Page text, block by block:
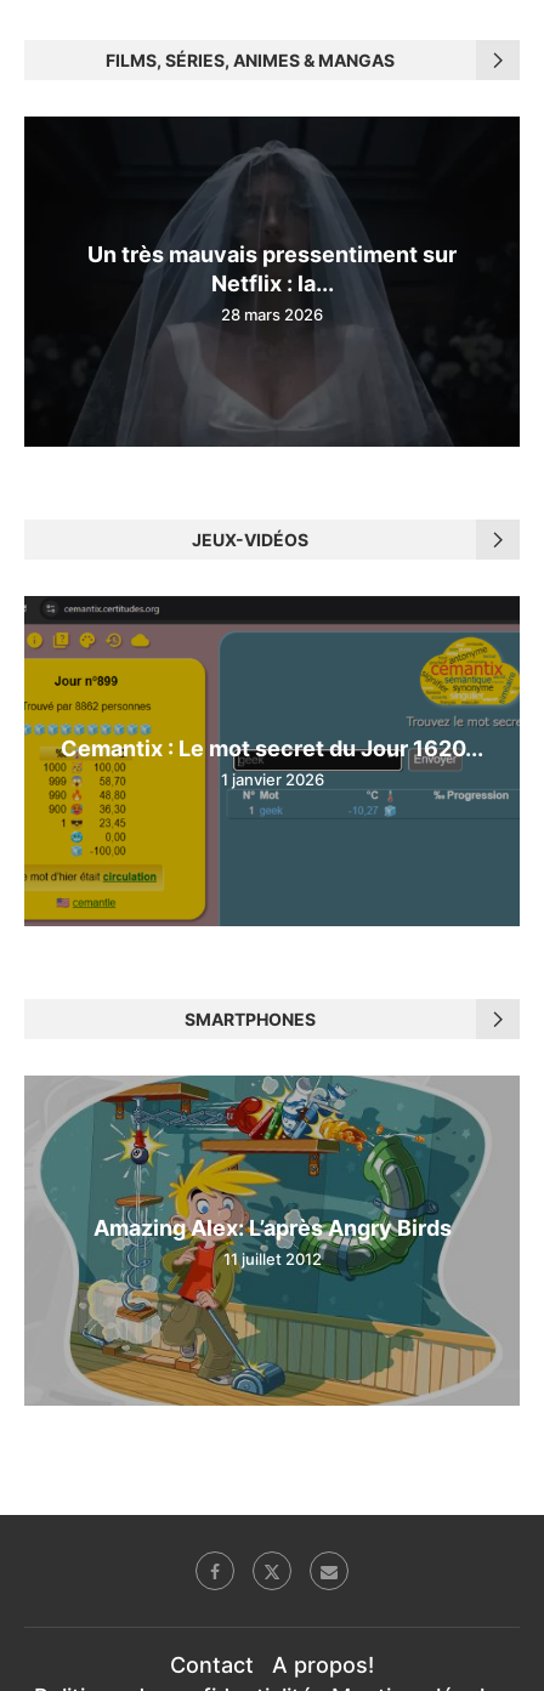
FILMS, SÉRIES, ANIMES & MANGAS
Un très mauvais pressentiment sur
Netflix : la...
28 mars 2026
JEUX-VIDÉOS
Cemantix : Le mot secret du Jour 1620...
1 janvier 2026
SMARTPHONES
Amazing Alex: L’après Angry Birds
11 juillet 2012
Contact
A propos!